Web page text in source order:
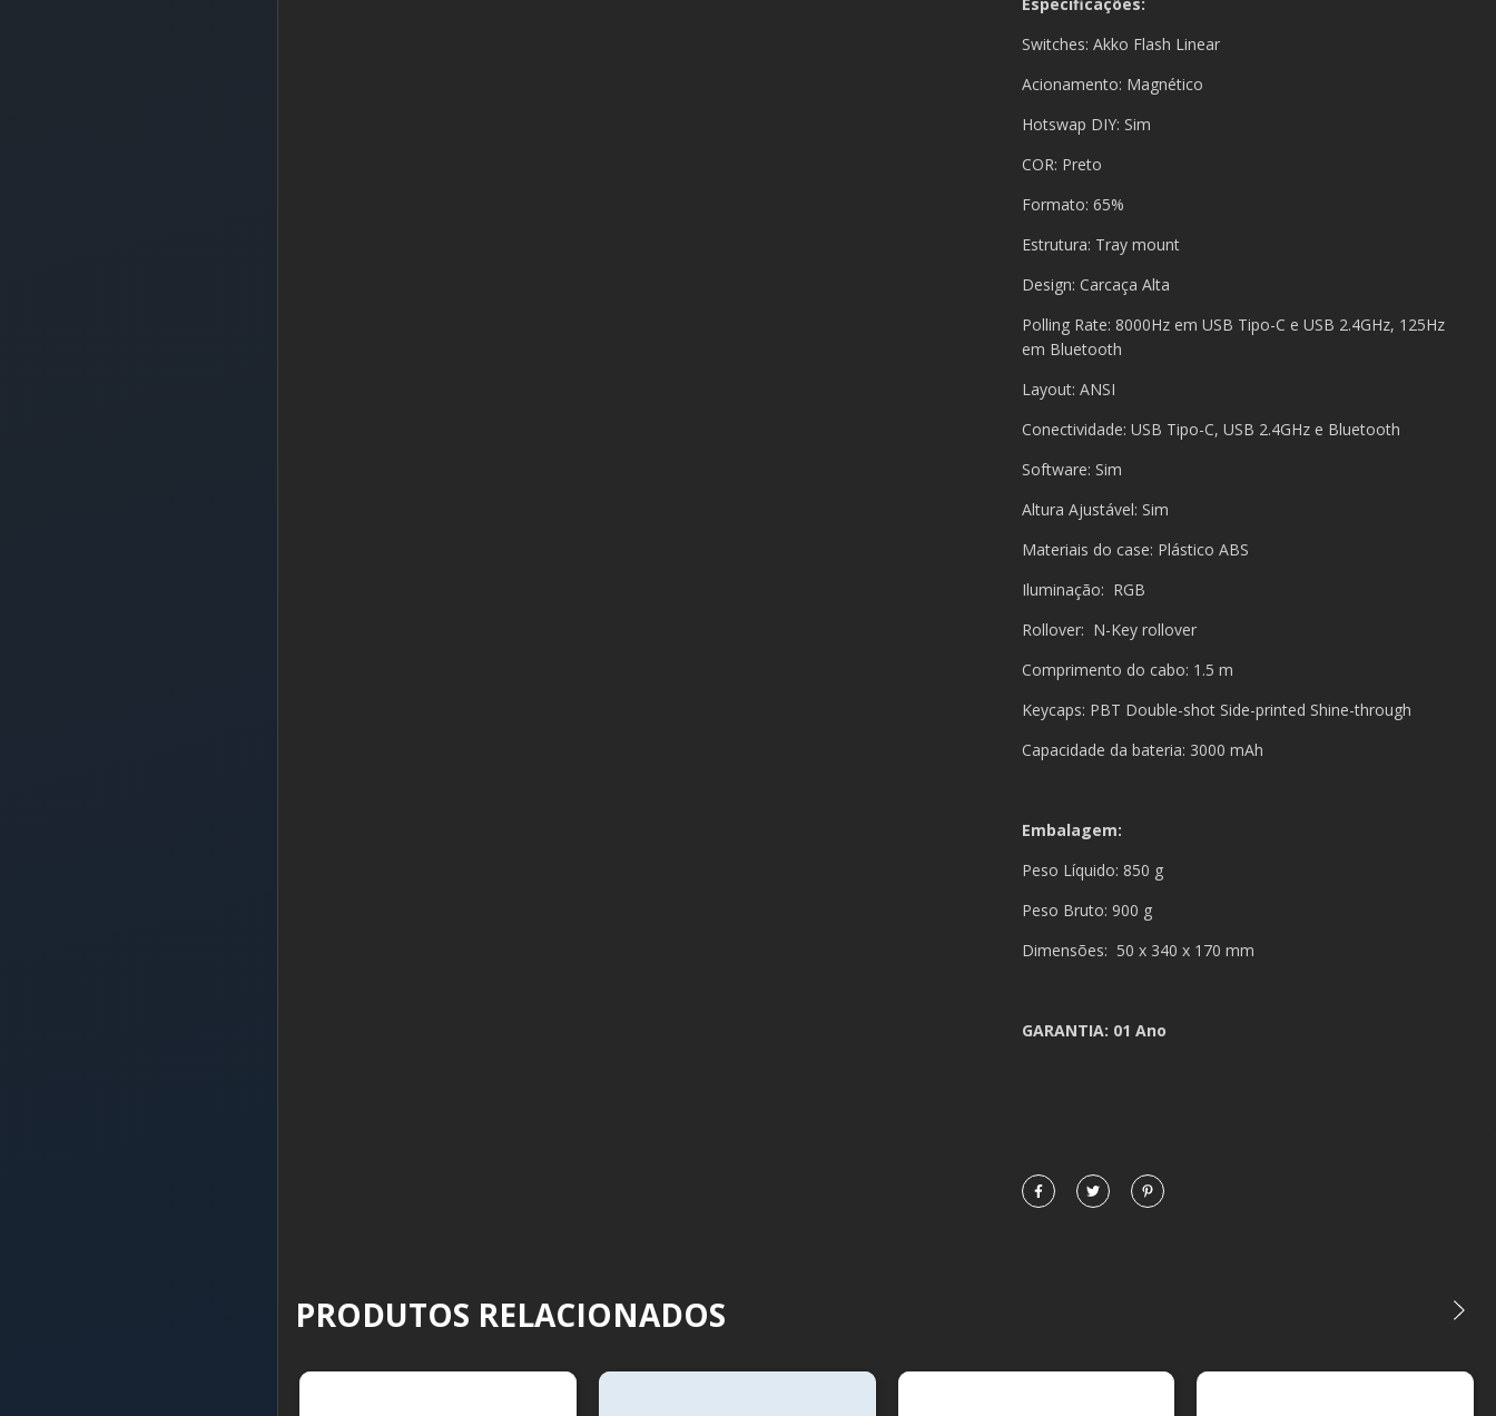
Switches: Akko Flash Linear
Acionamento: Magnético
Hotswap DIY: Sim
COR: Preto
Formato: 65%
Estrutura: Tray mount
Design: Carcaça Alta
Polling Rate: 8000Hz em USB Tipo-C e USB 2.4GHz, 125Hz
em Bluetooth
Layout: ANSI
Conectividade: USB Tipo-C, USB 2.4GHz e Bluetooth
Software: Sim
Altura Ajustável: Sim
Materiais do case: Plástico ABS
Iluminação: RGB
Rollover: N-Key rollover
Comprimento do cabo: 1.5 m
Keycaps: PBT Double-shot Side-printed Shine-through
Capacidade da bateria: 3000 mAh
Embalagem:
Peso Líquido: 850 g
Peso Bruto: 900 g
Dimensões: 50 x 340 x 170 mm
GARANTIA: 01 Ano
PRODUTOS RELACIONADOS